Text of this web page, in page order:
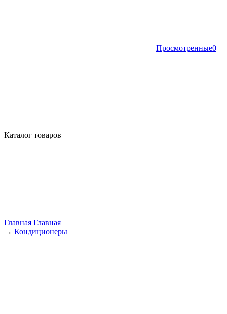
Просмотренные0
Каталог товаров
Главная Главная
→ Кондиционеры